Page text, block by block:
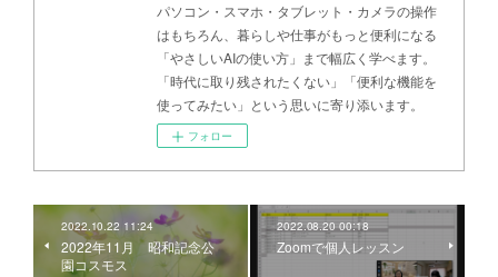
パソコン・スマホ・タブレット・カメラの操作
はもちろん、暮らしや仕事がもっと便利になる
「やさしいAIの使い方」まで幅広く学べます。
「時代に取り残されたくない」「便利な機能を
使ってみたい」という思いに寄り添います。
フォロー
2022.10.22 11:24
2022年11月 昭和記念公
園コスモス
2022.08.20 00:18
Zoomで個人レッスン